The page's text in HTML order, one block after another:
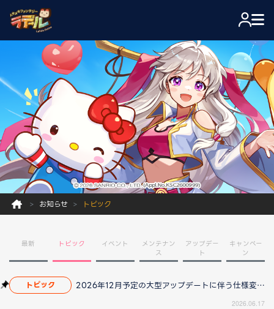
お知らせ トピック
最新 トピック イベント
メンテナン
ス
アップデー
ト
キャンペー
ン
トピック 2026年12月予定の大型アップデートに伴う仕様変更のお知らせ
2026.06.17